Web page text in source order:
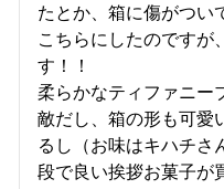
たとか、箱に傷がつい
こちらにしたのですが
す！！
柔らかなティファニー
敵だし、箱の形も可愛
るし（お味はキハチ
段で良い挨拶お菓子が